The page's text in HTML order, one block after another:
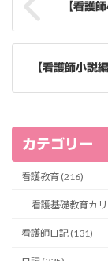
【看護
【看護師小
カテゴリー
看護教育 (216)
看護基礎教育カ
看護師日記 (131)